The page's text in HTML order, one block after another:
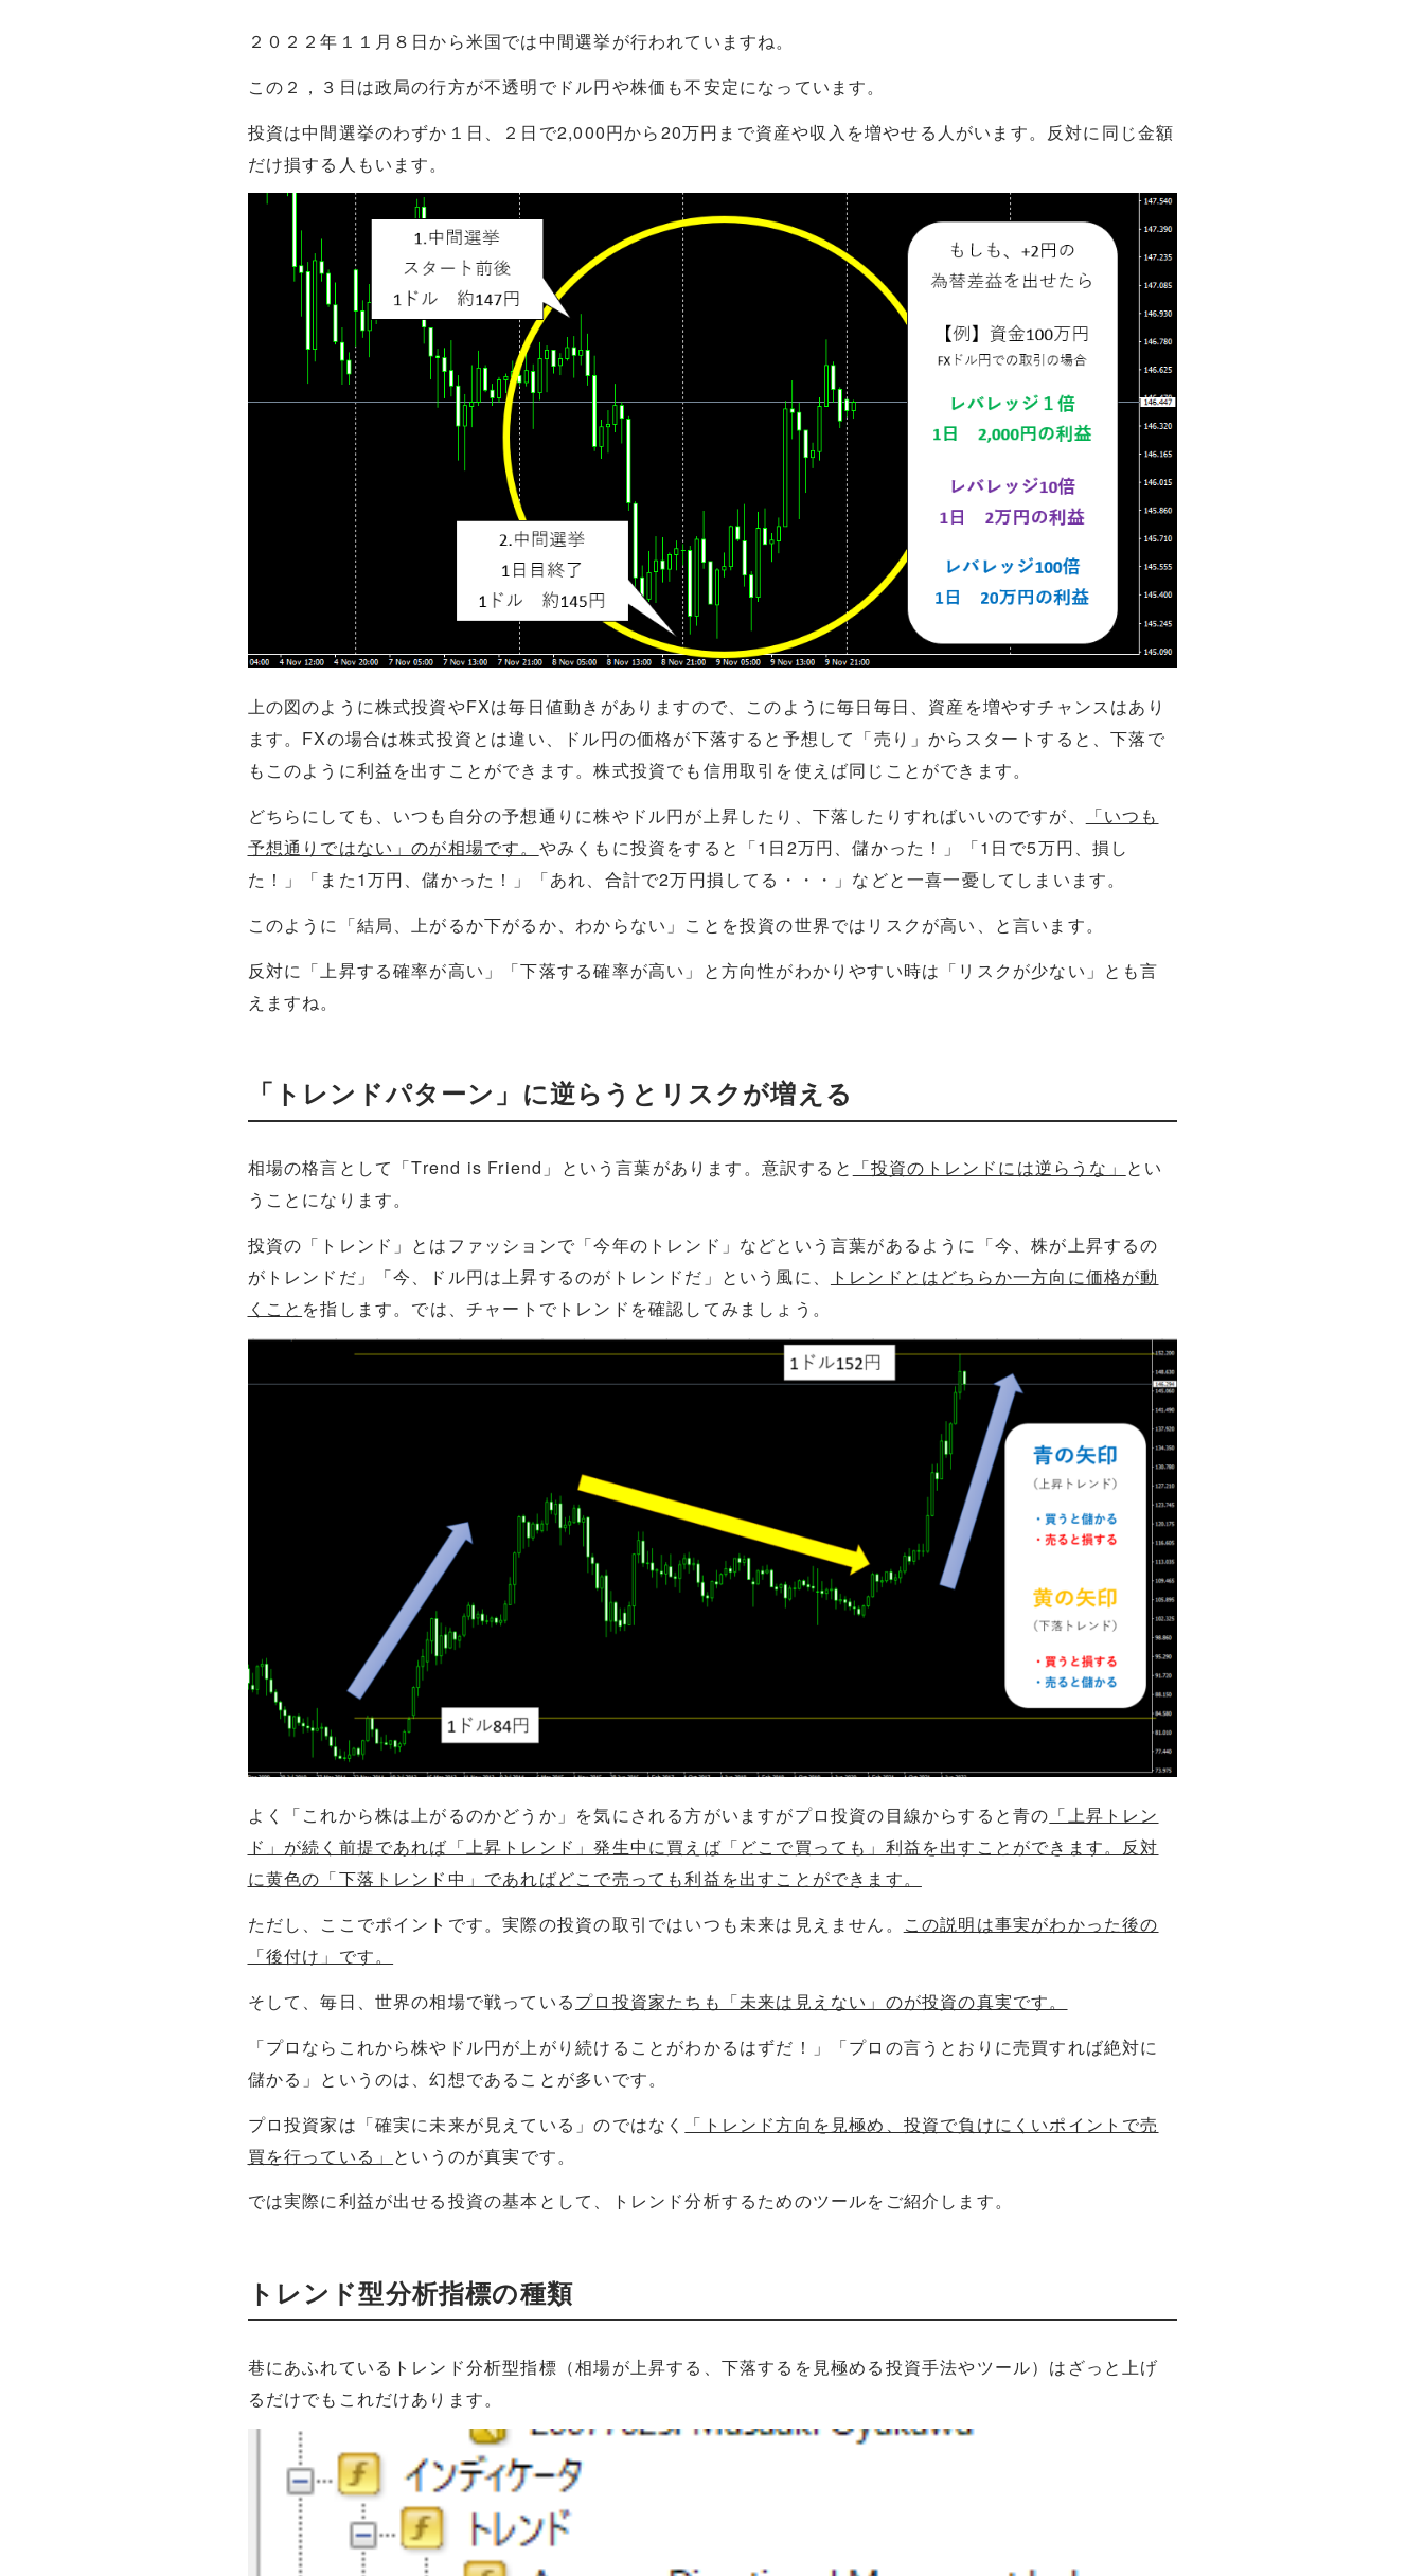
２０２２年１１月８日から米国では中間選挙が行われていますね。
この２，３日は政局の行方が不透明でドル円や株価も不安定になっています。
投資は中間選挙のわずか１日、２日で2,000円から20万円まで資産や収入を増やせる人がいます。反対に同じ金額
だけ損する人もいます。
上の図のように株式投資やFXは毎日値動きがありますので、このように毎日毎日、資産を増やすチャンスはあり
ます。FXの場合は株式投資とは違い、ドル円の価格が下落すると予想して「売り」からスタートすると、下落で
もこのように利益を出すことができます。株式投資でも信用取引を使えば同じことができます。
どちらにしても、いつも自分の予想通りに株やドル円が上昇したり、下落したりすればいいのですが、
「いつも
予想通りではない」のが相場です。 やみくもに投資をすると「1日2万円、儲かった！」「1日で5万円、損し
た！」「また1万円、儲かった！」「あれ、合計で2万円損してる・・・」などと一喜一憂してしまいます。
このように「結局、上がるか下がるか、わからない」ことを投資の世界ではリスクが高い、と言います。
反対に「上昇する確率が高い」「下落する確率が高い」と方向性がわかりやすい時は「リスクが少ない」とも言
えますね。
「トレンドパターン」に逆らうとリスクが増える
相場の格言として「Trend is Friend」という言葉があります。意訳すると 「投資のトレンドには逆らうな」 とい
うことになります。
投資の「トレンド」とはファッションで「今年のトレンド」などという言葉があるように「今、株が上昇するの
がトレンドだ」「今、ドル円は上昇するのがトレンドだ」という風に、
トレンドとはどちらか一方向に価格が動
くこと を指します。では、チャートでトレンドを確認してみましょう。
よく「これから株は上がるのかどうか」を気にされる方がいますがプロ投資の目線からすると青の 「上昇トレン
ド」が続く前提であれば「上昇トレンド」発生中に買えば「どこで買っても」利益を出すことができます。反対
に黄色の「下落トレンド中」であればどこで売っても利益を出すことができます。
ただし、ここでポイントです。実際の投資の取引ではいつも未来は見えません。 この説明は事実がわかった後の
「後付け」です。
そして、毎日、世界の相場で戦っているプロ投資家たちも「未来は見えない」のが投資の真実です。
「プロならこれから株やドル円が上がり続けることがわかるはずだ！」「プロの言うとおりに売買すれば絶対に
儲かる」というのは、幻想であることが多いです。
プロ投資家は「確実に未来が見えている」のではなく
「トレンド方向を見極め、投資で負けにくいポイントで売
買を行っている」 というのが真実です。
では実際に利益が出せる投資の基本として、トレンド分析するためのツールをご紹介します。
トレンド型分析指標の種類
巷にあふれているトレンド分析型指標（相場が上昇する、下落するを見極める投資手法やツール）はざっと上げ
るだけでもこれだけあります。